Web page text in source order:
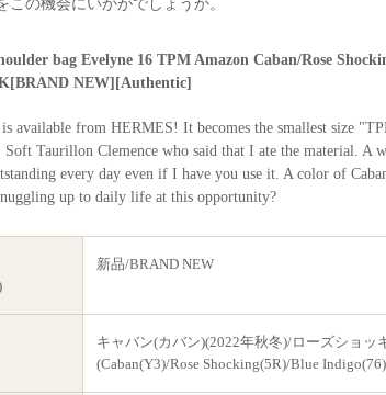
この機会にいかがでしょうか。
bag Evelyne 16 TPM Amazon Caban/Rose
NEW][Authentic]
available from HERMES! It becomes the smallest size
Soft Taurillon Clemence who said that I ate the material. A
every day even if I have you use it. A color of
up to daily life at this opportunity?
新品/BRAND NEW
キャバン(カバン)(2022年秋冬)/ローズショッ
(Caban(Y3)/Rose Shocking(5R)/Blue